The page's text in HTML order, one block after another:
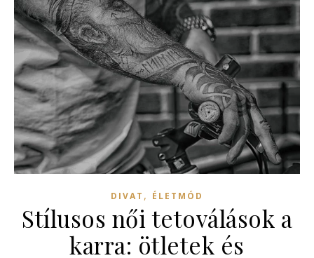
DIVAT , ÉLETMÓD
Stílusos női tetoválások a
karra: ötletek és